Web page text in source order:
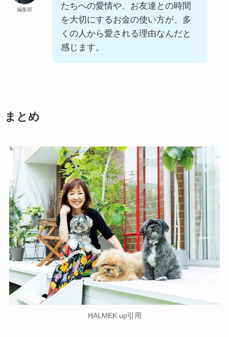
編集部
たちへの愛情や、お友達との時間
を大切にするお金の使い方が、多
くの人から愛される理由なんだと
感じます。
まとめ
HALMEK up引用